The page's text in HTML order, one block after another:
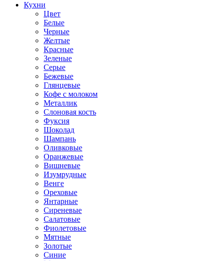
Кухни
Цвет
Белые
Черные
Желтые
Красные
Зеленые
Серые
Бежевые
Глянцевые
Кофе с молоком
Металлик
Слоновая кость
Фуксия
Шоколад
Шампань
Оливковые
Оранжевые
Вишневые
Изумрудные
Венге
Ореховые
Янтарные
Сиреневые
Салатовые
Фиолетовые
Мятные
Золотые
Синие